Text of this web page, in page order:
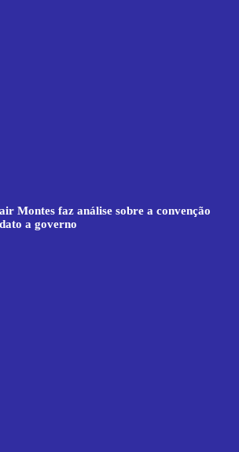
Montes faz análise sobre a convenção
a governo